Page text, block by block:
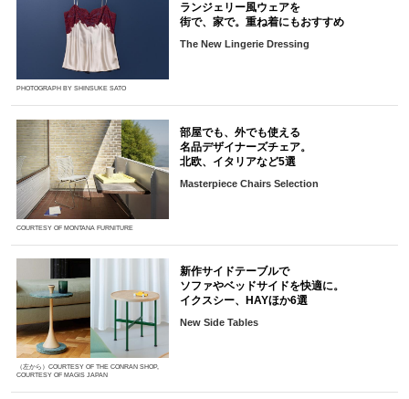
PHOTOGRAPH BY SHINSUKE SATO
ランジェリー風ウェアを
街で、家で。重ね着にもおすすめ
The New Lingerie Dressing
COURTESY OF MONTANA FURNITURE
部屋でも、外でも使える
名品デザイナーズチェア。
北欧、イタリアなど5選
Masterpiece Chairs Selection
（左から）COURTESY OF THE CONRAN SHOP,
COURTESY OF MAGIS JAPAN
新作サイドテーブルで
ソファやベッドサイドを快適に。
イクスシー、HAYほか6選
New Side Tables